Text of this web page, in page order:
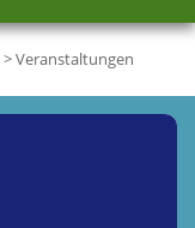
>Veranstaltungen